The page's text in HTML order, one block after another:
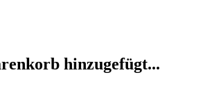
hinzugefügt...